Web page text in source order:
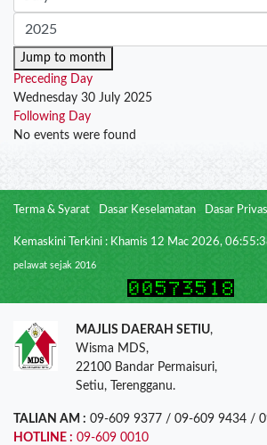
Jump to month
Preceding Day
Wednesday 30 July 2025
Following Day
No events were found
Terma & Syarat Dasar Keselamatan Dasar
Kemaskini Terkini : Khamis 12 Mac 2026,
pelawat sejak 2016
MAJLIS DAERAH SETIU,
Wisma MDS,
22100 Bandar Permaisuri,
Setiu, Terengganu.
TALIAN AM : 09-609 9377 / 09-609 9434 /
HOTLINE : 09-609 0010